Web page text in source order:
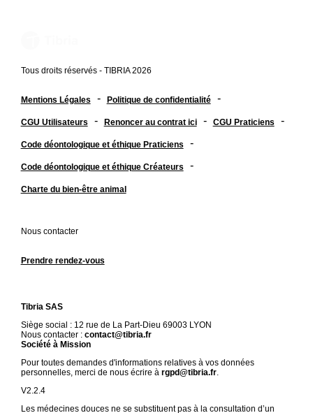
Tous droits réservés - TIBRIA 2026
Mentions Légales - Politique de confidentialité -
CGU Utilisateurs - Renoncer au contrat ici - CGU Praticiens -
Code déontologique et éthique Praticiens -
Code déontologique et éthique Créateurs -
Charte du bien-être animal
Nous contacter
Prendre rendez-vous
Tibria SAS
Siège social : 12 rue de La Part-Dieu 69003 LYON
Nous contacter : contact@tibria.fr
Société à Mission
Pour toutes demandes d'informations relatives à vos données
personnelles, merci de nous écrire à rgpd@tibria.fr.
V2.2.4
Les médecines douces ne se substituent pas à la consultation d’un